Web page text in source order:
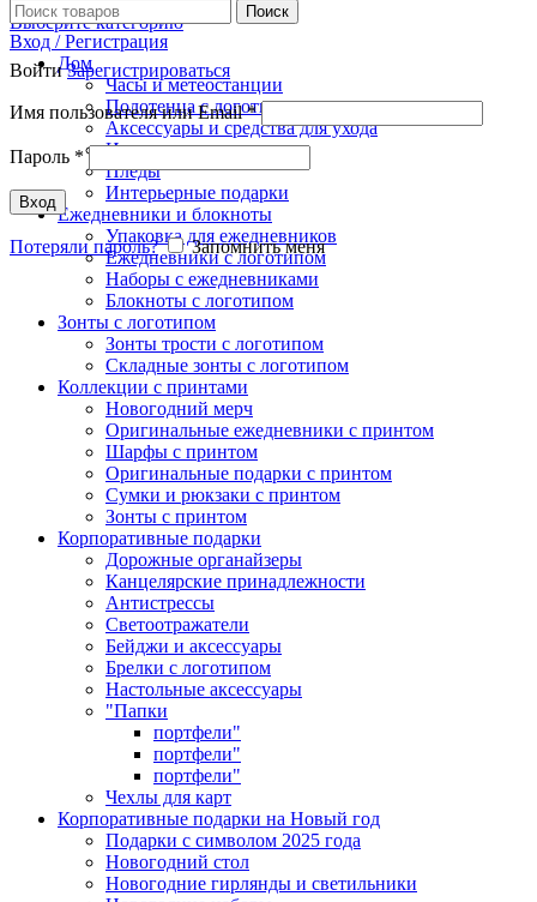
Выберите категорию
Дом
Часы и метеостанции
Полотенца с логотипом
Аксессуары и средства для ухода
Игрушки
Пледы
Интерьерные подарки
Ежедневники и блокноты
Упаковка для ежедневников
Ежедневники с логотипом
Наборы с ежедневниками
Блокноты с логотипом
Зонты с логотипом
Зонты трости с логотипом
Складные зонты с логотипом
Коллекции с принтами
Новогодний мерч
Оригинальные ежедневники с принтом
Шарфы с принтом
Оригинальные подарки с принтом
Сумки и рюкзаки с принтом
Зонты с принтом
Корпоративные подарки
Дорожные органайзеры
Канцелярские принадлежности
Антистрессы
Светоотражатели
Бейджи и аксессуары
Брелки с логотипом
Настольные аксессуары
"Папки
портфели"
портфели"
портфели"
Чехлы для карт
Корпоративные подарки на Новый год
Подарки с символом 2025 года
Новогодний стол
Новогодние гирлянды и светильники
Поиск
Вход / Регистрация
ВойтиЗарегистрироваться
Имя пользователя или Email*
Пароль *
Вход
Потеряли пароль? Запомнить меня